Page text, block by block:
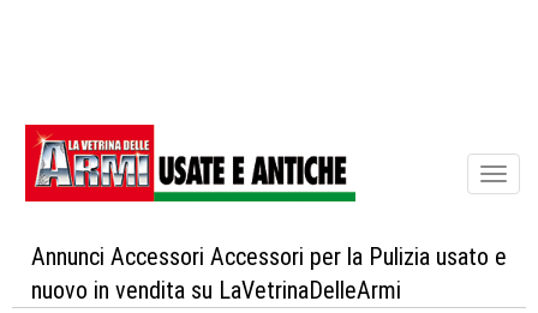
Annunci Accessori Accessori per la Pulizia usato e
nuovo in vendita su LaVetrinaDelleArmi